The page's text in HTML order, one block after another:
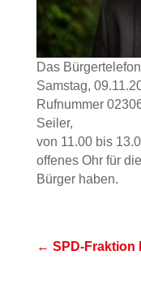
Das
Samstag,
Rufnummer
Seiler,
von 11.00 bis
offenes Ohr für
Bürger haben.
← SPD-Fraktion